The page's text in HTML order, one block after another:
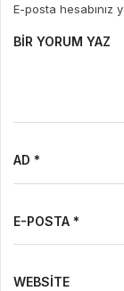
E-posta hesabınız
BIR YORUM YAZ
AD *
E-POSTA *
WEBSITE